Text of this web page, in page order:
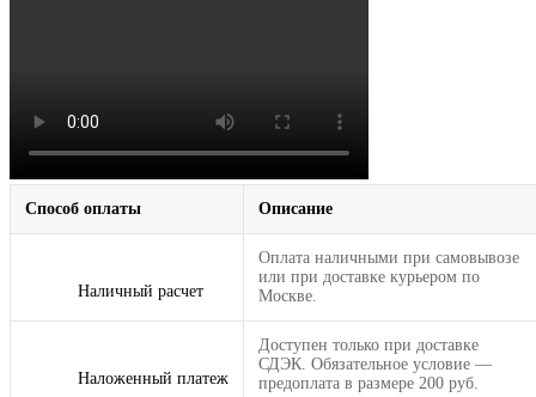
Способ оплаты Описание
Наличный расчет
Оплата наличными при самовывозе
или при доставке курьером по
Москве.
Наложенный платеж
Доступен только при доставке
СДЭК. Обязательное условие —
предоплата в размере 200 руб.